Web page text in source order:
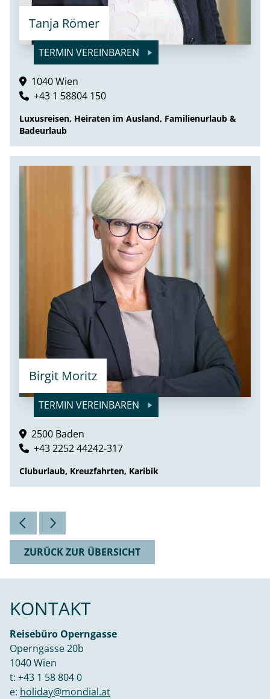
Tanja Römer
TERMIN VEREINBAREN
1040 Wien
+43 1 58804 150
Luxusreisen, Heiraten im Ausland, Familienurlaub &
Badeurlaub
Birgit Moritz
TERMIN VEREINBAREN
2500 Baden
+43 2252 44242-317
Cluburlaub, Kreuzfahrten, Karibik
ZURÜCK ZUR ÜBERSICHT
KONTAKT
Reisebüro Operngasse
Operngasse 20b
1040 Wien
t: +43 1 58 804 0
e: holiday@mondial.at